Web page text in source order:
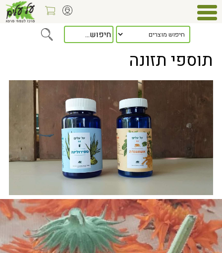
> תוספי תזונה
תוספי תזונה